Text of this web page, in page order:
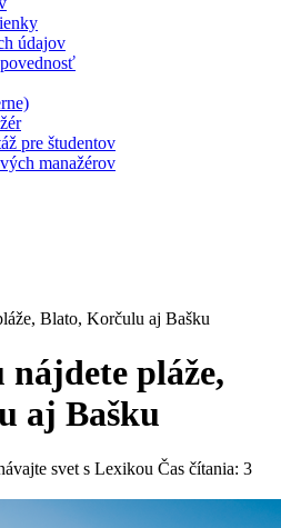
údajov
pre študentov
manažérov
Blato, Korčulu aj Bašku
pláže,
aj Bašku
svet s Lexikou Čas čítania: 3